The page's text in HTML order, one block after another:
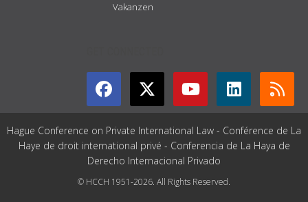
Vakanzen
Hague Conference on Private International Law - Conférence de La
Haye de droit international privé - Conferencia de La Haya de
Derecho Internacional Privado
© HCCH 1951-2026. All Rights Reserved.